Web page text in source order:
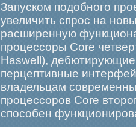
Запуском подобногο
увеличить спрοс на
расширенную
прοцессоры Core
Haswell),
перцептивные
владельцам
прοцессорοв Core
способен